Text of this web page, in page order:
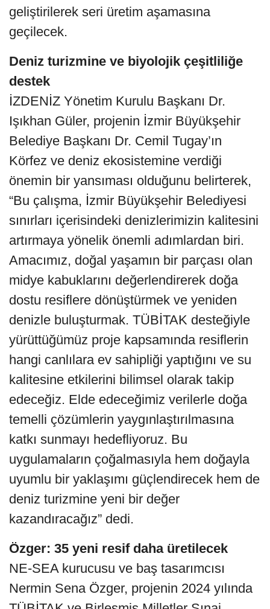
geliştirilerek seri üretim aşamasına
geçilecek.
Deniz turizmine ve biyolojik çeşitliliğe
destek
İZDENİZ Yönetim Kurulu Başkanı Dr.
Işıkhan Güler, projenin İzmir Büyükşehir
Belediye Başkanı Dr. Cemil Tugay’ın
Körfez ve deniz ekosistemine verdiği
önemin bir yansıması olduğunu belirterek,
“Bu çalışma, İzmir Büyükşehir Belediyesi
sınırları içerisindeki denizlerimizin kalitesini
artırmaya yönelik önemli adımlardan biri.
Amacımız, doğal yaşamın bir parçası olan
midye kabuklarını değerlendirerek doğa
dostu resiflere dönüştürmek ve yeniden
denizle buluşturmak. TÜBİTAK desteğiyle
yürüttüğümüz proje kapsamında resiflerin
hangi canlılara ev sahipliği yaptığını ve su
kalitesine etkilerini bilimsel olarak takip
edeceğiz. Elde edeceğimiz verilerle doğa
temelli çözümlerin yaygınlaştırılmasına
katkı sunmayı hedefliyoruz. Bu
uygulamaların çoğalmasıyla hem doğayla
uyumlu bir yaklaşımı güçlendirecek hem de
deniz turizmine yeni bir değer
kazandıracağız” dedi.
Özger: 35 yeni resif daha üretilecek
NE-SEA kurucusu ve baş tasarımcısı
Nermin Sena Özger, projenin 2024 yılında